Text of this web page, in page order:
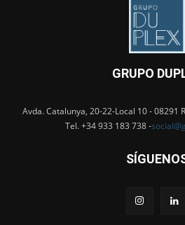
GRUPO
Avda. Catalunya, 20-22-Local 10 - 08291
Tel. +34 933 183 738 -